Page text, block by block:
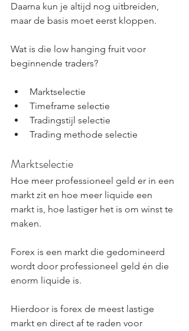
Daarna kun je altijd nog uitbreiden,
maar de basis moet eerst kloppen.
Wat is die low hanging fruit voor
beginnende traders?
Marktselectie
Timeframe selectie
Tradingstijl selectie
Trading methode selectie
Marktselectie
Hoe meer professioneel geld er in een
markt zit en hoe meer liquide een
markt is, hoe lastiger het is om winst te
maken.
Forex is een markt die gedomineerd
wordt door professioneel geld én die
enorm liquide is.
Hierdoor is forex de meest lastige
markt en direct af te raden voor